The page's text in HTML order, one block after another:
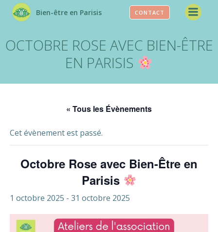
Bien-être en Parisis CONTACT
OCTOBRE ROSE AVEC BIEN-ÊTRE
EN PARISIS
« Tous les Évènements
Cet évènement est passé.
Octobre Rose avec Bien-Être en
Parisis
1 octobre 2025 - 31 octobre 2025